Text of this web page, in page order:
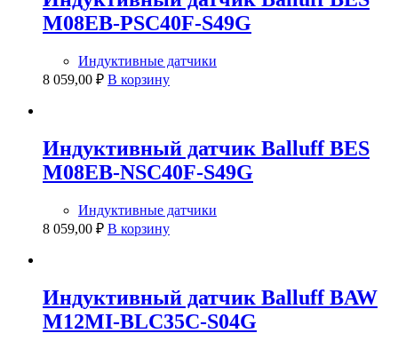
M08EB-PSC40F-S49G
Индуктивные датчики
8 059,00 ₽ В корзину
Индуктивный датчик Balluff BES
M08EB-NSC40F-S49G
Индуктивные датчики
8 059,00 ₽ В корзину
Индуктивный датчик Balluff BAW
M12MI-BLC35C-S04G